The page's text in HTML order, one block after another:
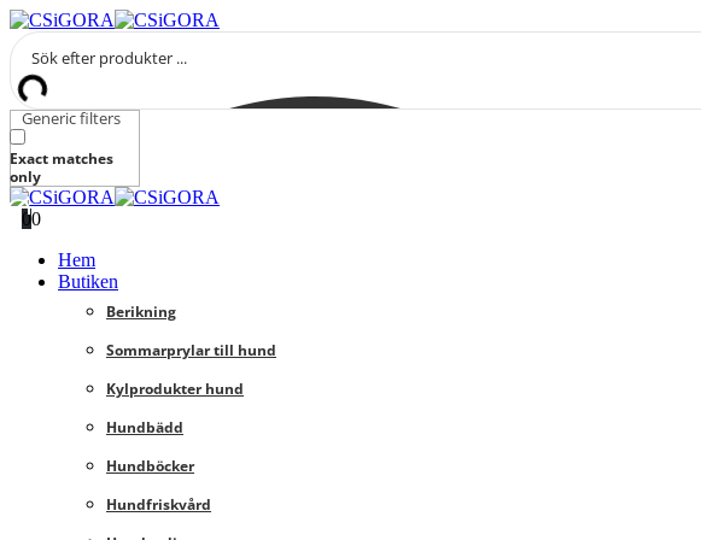
Generic filters
Exact matches
only
00
Hem
Butiken
Berikning
Sommarprylar till hund
Kylprodukter hund
Hundbädd
Hundböcker
Hundfriskvård